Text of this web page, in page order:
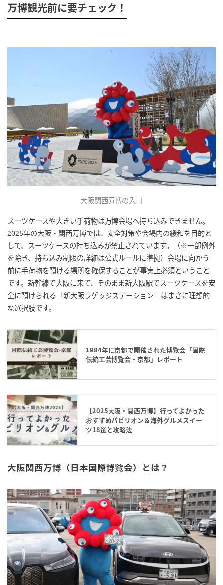
万博観光前に要チェック！
大阪関西万博の入口
スーツケースや大きい手荷物は万博会場へ持ち込みできません。
2025年の大阪・関西万博では、安全対策や会場内の緩和を目的と
して、スーツケースの持ち込みが禁止されています。（※一部例外
を除き、持ち込み制限の詳細は公式ルールに準拠）会場に向かう
前に手荷物を預ける場所を確保することが事実上必須ということ
です。新幹線で大阪に来て、そのまま新大阪駅でスーツケースを安
全に預けられる「新大阪ラゲッジステーション」はまさに理想的
な選択肢です。
1984年に京都で開催された博覧会「国際
伝統工芸博覧会・京都」レポート
【2025大阪・関西万博】行ってよかった
おすすめパビリオン＆海外グルメスイー
ツ18選と攻略法
大阪関西万博（日本国際博覧会）とは？